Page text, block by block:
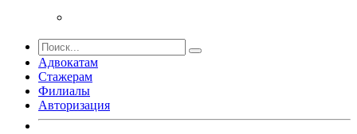
Адвокатам
Стажерам
Филиалы
Авторизация